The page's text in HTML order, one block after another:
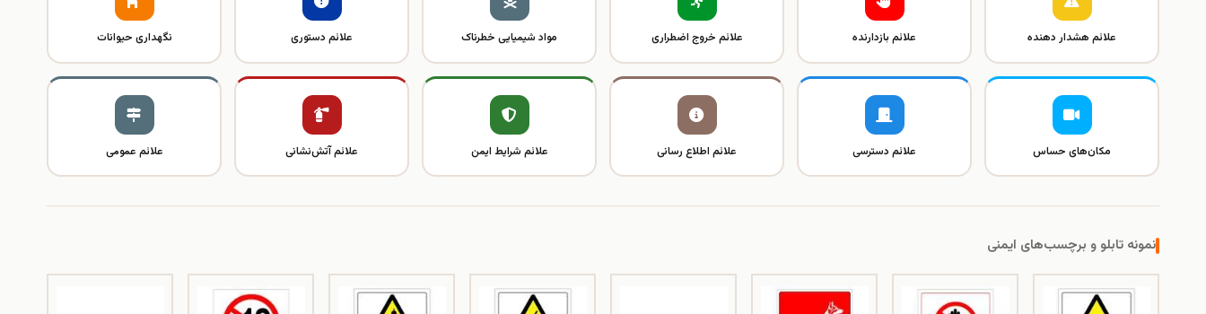
علائم هشدار دهنده علائم بازدارنده علائم خروج اضطراری مواد شیمیایی خطرناک علائم دستوری نگهداری حیوانات
مکان‌های حساس علائم دسترسی علائم اطلاع رسانی علائم شرایط ایمن علائم آتش‌نشانی علائم عمومی
نمونه تابلو و برچسب‌های ایمنی